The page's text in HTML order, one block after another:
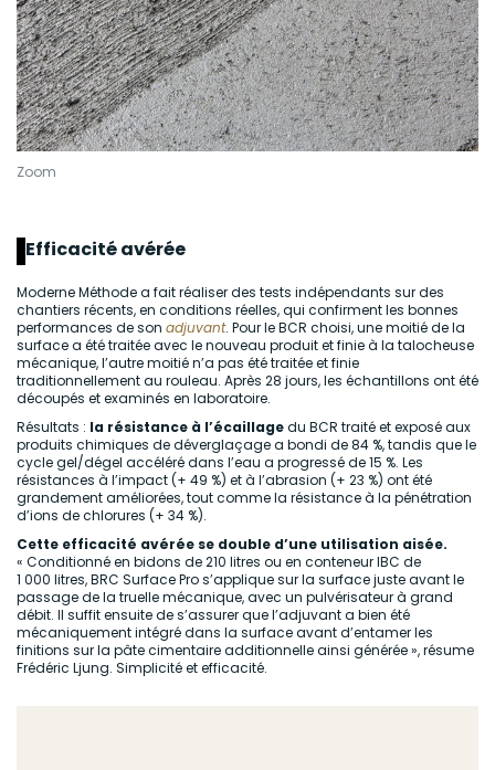
Zoom
Efficacité avérée
Moderne Méthode a fait réaliser des tests indépendants sur des
chantiers récents, en conditions réelles, qui confirment les bonnes
performances de son adjuvant. Pour le BCR choisi, une moitié de la
surface a été traitée avec le nouveau produit et finie à la talocheuse
mécanique, l’autre moitié n’a pas été traitée et finie
traditionnellement au rouleau. Après 28 jours, les échantillons ont été
découpés et examinés en laboratoire.
Résultats : la résistance à l’écaillagedu BCR traité et exposé aux
produits chimiques de déverglaçage a bondi de 84 %, tandis que le
cycle gel/dégel accéléré dans l’eau a progressé de 15 %. Les
résistances à l’impact (+ 49 %) et à l’abrasion (+ 23 %) ont été
grandement améliorées, tout comme la résistance à la pénétration
d’ions de chlorures (+ 34 %).
Cette efficacité avérée se double d’une utilisation aisée.
« Conditionné en bidons de 210 litres ou en conteneur IBC de
1 000 litres, BRC Surface Pro s’applique sur la surface juste avant le
passage de la truelle mécanique, avec un pulvérisateur à grand
débit. Il suffit ensuite de s’assurer que l’adjuvant a bien été
mécaniquement intégré dans la surface avant d’entamer les
finitions sur la pâte cimentaire additionnelle ainsi générée », résume
Frédéric Ljung. Simplicité et efficacité.